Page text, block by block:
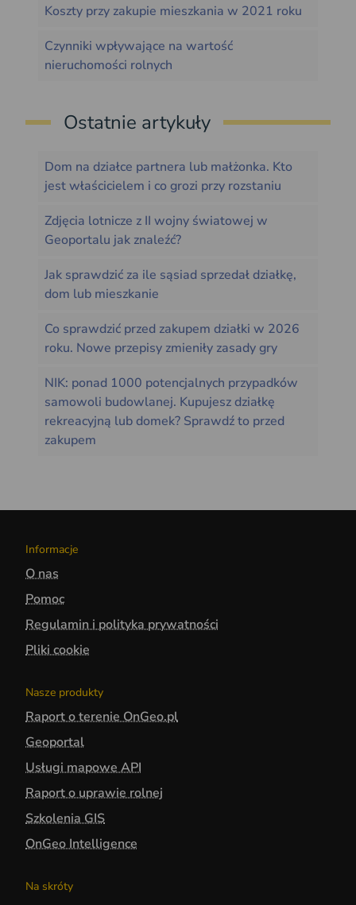
Koszty przy zakupie mieszkania w 2021 roku
Czynniki wpływające na wartość
nieruchomości rolnych
Ostatnie artykuły
Dom na działce partnera lub małżonka. Kto
jest właścicielem i co grozi przy rozstaniu
Zdjęcia lotnicze z II wojny światowej w
Geoportalu jak znaleźć?
Jak sprawdzić za ile sąsiad sprzedał działkę,
dom lub mieszkanie
Co sprawdzić przed zakupem działki w 2026
roku. Nowe przepisy zmieniły zasady gry
NIK: ponad 1000 potencjalnych przypadków
samowoli budowlanej. Kupujesz działkę
rekreacyjną lub domek? Sprawdź to przed
zakupem
Informacje
O nas
Pomoc
Regulamin i polityka prywatności
Pliki cookie
Nasze produkty
Raport o terenie OnGeo.pl
Geoportal
Usługi mapowe API
Raport o uprawie rolnej
Szkolenia GIS
OnGeo Intelligence
Na skróty